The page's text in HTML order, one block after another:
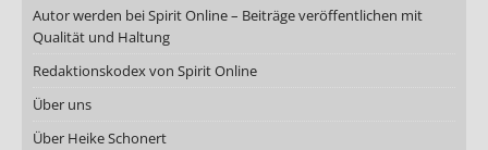
Autor werden bei Spirit Online – Beiträge veröffentlichen mit
Qualität und Haltung
Redaktionskodex von Spirit Online
Über uns
Über Heike Schonert